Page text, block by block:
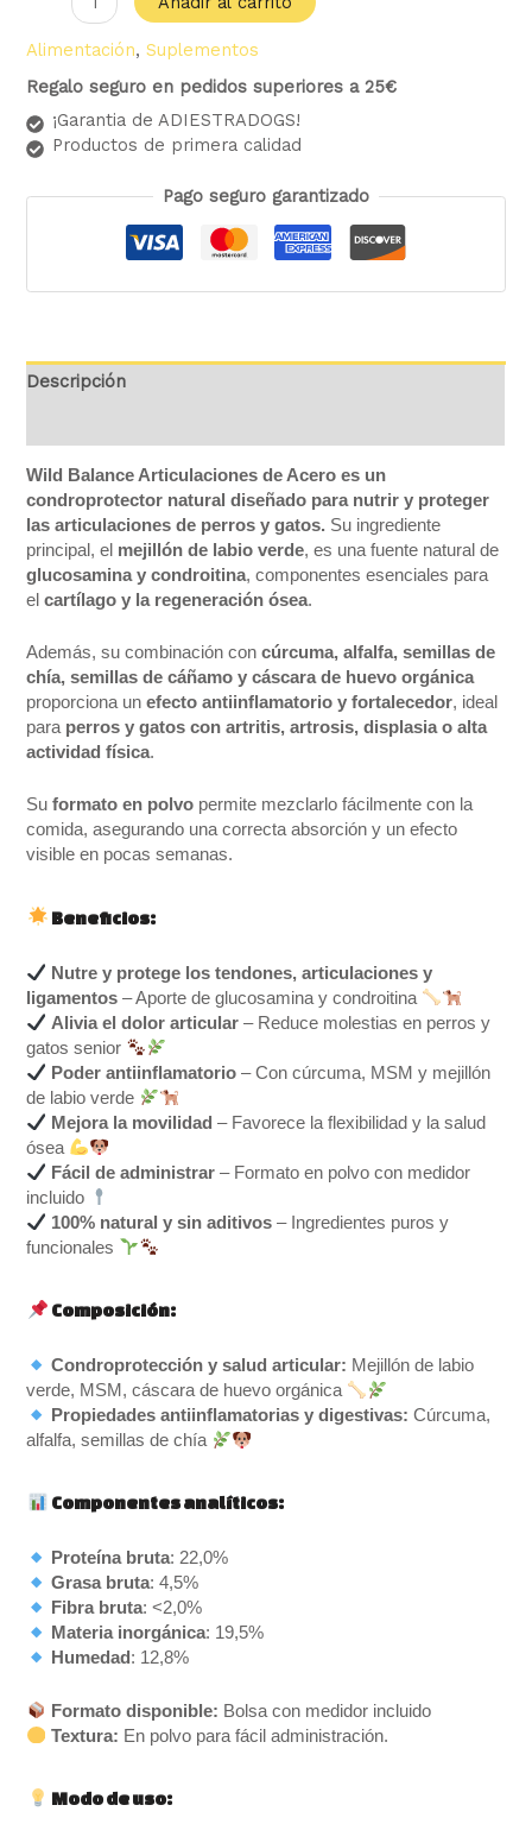
Alimentación,Suplementos
Regalo seguro en pedidos superiores a 25€
¡Garantia de ADIESTRADOGS!
Productos de primera calidad
Pago seguro garantizado
Descripción
Wild Balance Articulaciones de Acero es un
condroprotector natural diseñado para nutrir y proteger
las articulaciones de perros y gatos. Su ingrediente
principal, el mejillón de labio verde, es una fuente natural de
glucosamina y condroitina, componentes esenciales para
elcartílago y la regeneración ósea.
Además, su combinación concúrcuma, alfalfa, semillas de
chía, semillas de cáñamo y cáscara de huevo orgánica
proporciona unefecto antiinflamatorio y fortalecedor, ideal
para perros y gatos con artritis, artrosis, displasia o alta
actividad física.
Suformato en polvo permite mezclarlo fácilmente con la
comida, asegurando una correcta absorción y un efecto
visible en pocas semanas.
Beneficios:
Nutre y protege los tendones, articulaciones y
ligamentos – Aporte de glucosamina y condroitina
Alivia el dolor articular – Reduce molestias en perros y
gatos senior
Poder antiinflamatorio – Con cúrcuma, MSM y mejillón
de labio verde
Mejora la movilidad – Favorece la flexibilidad y la salud
ósea
Fácil de administrar – Formato en polvo con medidor
incluido
100% natural y sin aditivos – Ingredientes puros y
funcionales
Composición:
Condroprotección y salud articular: Mejillón de labio
verde, MSM, cáscara de huevo orgánica
Propiedades antiinflamatorias y digestivas: Cúrcuma,
alfalfa, semillas de chía
Componentes analíticos:
Proteína bruta: 22,0%
Grasa bruta: 4,5%
Fibra bruta: <2,0%
Materia inorgánica: 19,5%
Humedad : 12,8%
Formato disponible: Bolsa con medidor incluido
Textura: En polvo para fácil administración.
Modo de uso: